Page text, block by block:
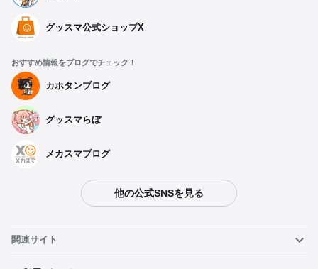
グッスマ公式ショップX
おすすめ情報をブログでチェック！
カホタンブログ
グッスマらぼ
メカスマブログ
他の公式SNSを見る
関連サイト